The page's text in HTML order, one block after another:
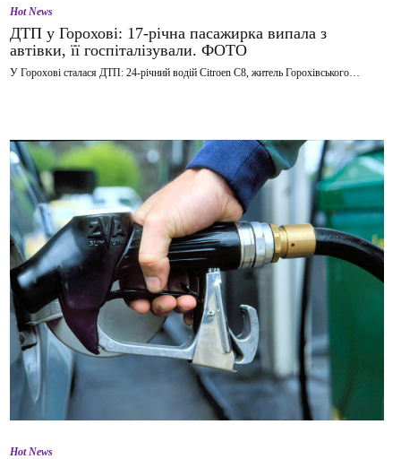
Hot News
ДТП у Горохові: 17-річна пасажирка випала з
автівки, її госпіталізували. ФОТО
У Горохові сталася ДТП: 24-річний водій Citroen C8, житель Горохівського…
Hot News